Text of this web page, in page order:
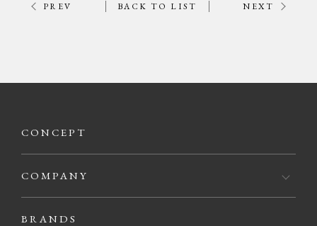
PREV BACK TO LIST NEXT
CONCEPT
COMPANY
BRANDS